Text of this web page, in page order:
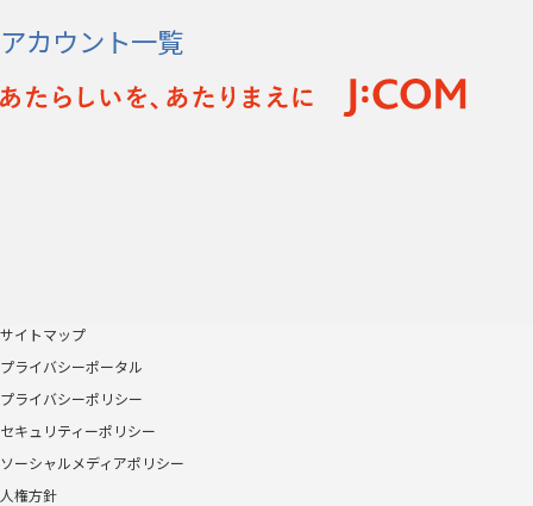
アカウント一覧
サイトマップ
プライバシーポータル
プライバシーポリシー
セキュリティーポリシー
ソーシャルメディアポリシー
人権方針